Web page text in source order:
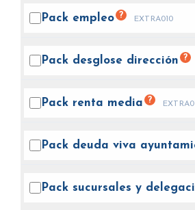
Pack empleo ? EXTRA010
Pack desglose dirección ?
Pack renta media ?
Pack deuda viva
Pack sucursales y